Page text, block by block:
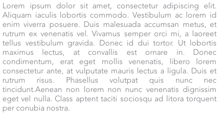
Lorem ipsum dolor sit amet, consectetur adipiscing elit.
Aliquam iaculis lobortis commodo. Vestibulum ac lorem id
enim viverra posuere. Duis malesuada accumsan metus, et
rutrum ex venenatis vel. Vivamus semper orci mi, a laoreet
tellus vestibulum gravida. Donec id dui tortor. Ut lobortis
maximus lectus, at convallis est ornare in. Donec
condimentum, erat eget mollis venenatis, libero lorem
consectetur ante, at vulputate mauris lectus a ligula. Duis et
rutrum risus. Phasellus volutpat quis nunc nec
tincidunt.Aenean non lorem non nunc venenatis dignissim
eget vel nulla. Class aptent taciti sociosqu ad litora torquent
per conubia nostra.